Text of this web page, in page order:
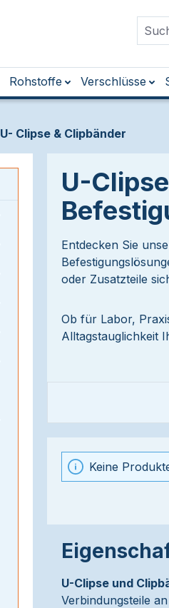
Rohstoffe Verschlüsse
U- Clipse & Clipbänder
U-
Entdecken Sie
oder Zusatzteile
Ob für Labor,
Alltagstauglichkeit
Keine
U-Clipse und
Verbindungsteile